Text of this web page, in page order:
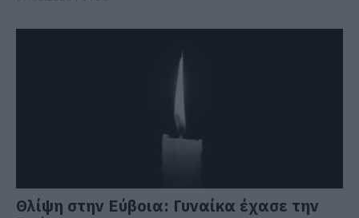
Θλίψη στην Εύβοια: Γυναίκα έχασε την